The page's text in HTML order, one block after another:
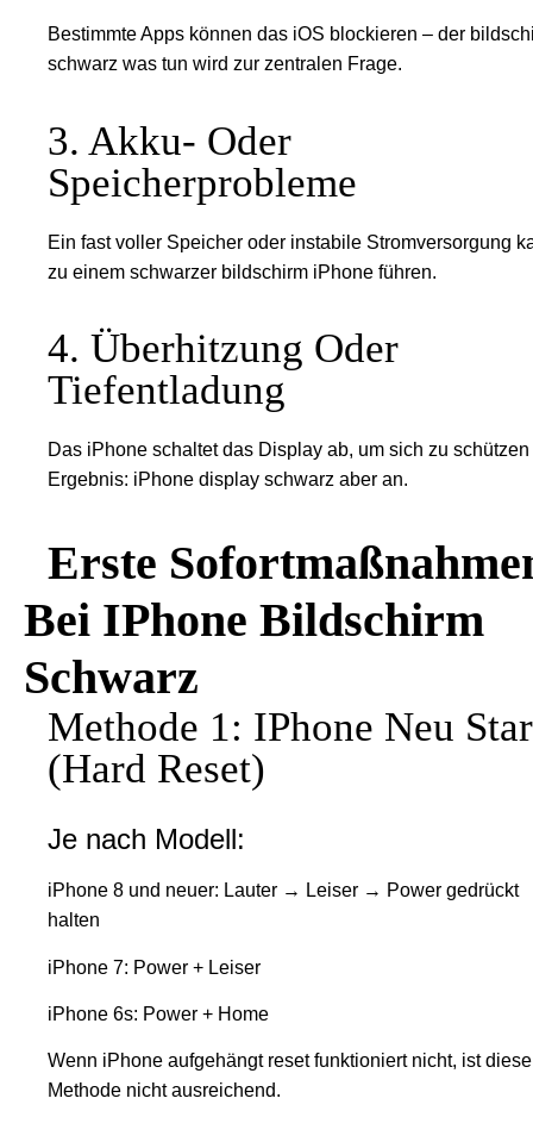
Bestimmte Apps können das iOS blockieren – der
schwarz was tun wird zur zentralen Frage.
3. Akku- Oder
Speicherprobleme
Ein fast voller Speicher oder instabile Stromversorgung
zu einem schwarzer bildschirm iPhone führen.
4. Überhitzung Oder
Tiefentladung
Das iPhone schaltet das Display ab, um sich zu schützen
Ergebnis: iPhone display schwarz aber an.
Erste
Bei IPhone Bildschirm
Schwarz
Methode 1: IPhone Neu
(Hard Reset)
Je nach Modell:
iPhone 8 und neuer: Lauter → Leiser → Power gedrückt
halten
iPhone 7: Power + Leiser
iPhone 6s: Power + Home
Wenn iPhone aufgehängt reset funktioniert nicht, ist diese
Methode nicht ausreichend.